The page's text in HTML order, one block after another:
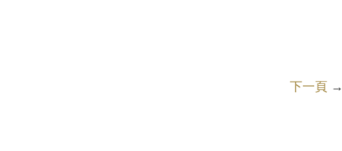
下一頁→